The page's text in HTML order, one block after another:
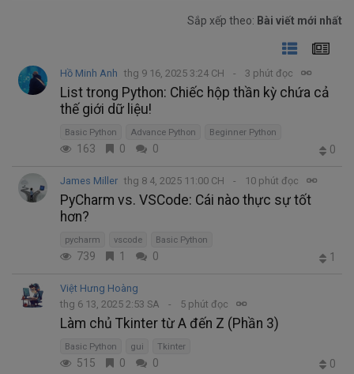
Sắp xếp theo: Bài viết mới nhất
Hồ Minh Anh thg 9 16, 2025 3:24 CH 3 phút đọc
List trong Python: Chiếc hộp thần kỳ chứa cả
thế giới dữ liệu!
Basic Python Advance Python Beginner Python
163 0 0 0
James Miller thg 8 4, 2025 11:00 CH 10 phút đọc
PyCharm vs. VSCode: Cái nào thực sự tốt
hơn?
pycharm vscode Basic Python
739 1 0 1
Việt Hưng Hoàng
thg 6 13, 2025 2:53 SA
5 phút đọc
Làm chủ Tkinter từ A đến Z (Phần 3)
Basic Python gui Tkinter
515 0 0 0